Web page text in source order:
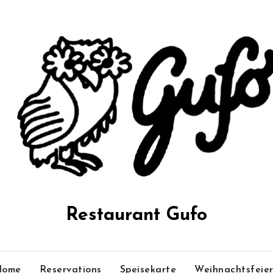
Restaurant Gufo
Reservations Speisekarte